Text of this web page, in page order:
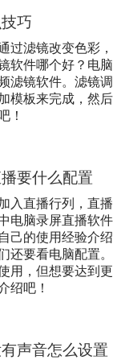
巧
过滤镜改变色彩，
软件哪个好？电脑
滤镜软件。滤镜调
模板来完成，然后
！
要什么配置
入直播行列，直播
电脑录屏直播软件
己的使用经验介绍
还要看电脑配置。
用，但想要达到更
绍吧！
声音怎么设置